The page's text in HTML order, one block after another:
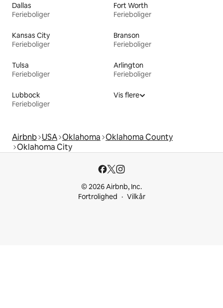
Dallas
Ferieboliger
Fort Worth
Ferieboliger
Kansas City
Ferieboliger
Branson
Ferieboliger
Tulsa
Ferieboliger
Arlington
Ferieboliger
Lubbock
Ferieboliger
Vis flere
Airbnb USA Oklahoma Oklahoma County
Oklahoma City
© 2026 Airbnb, Inc.
Fortrolighed
Vilkår